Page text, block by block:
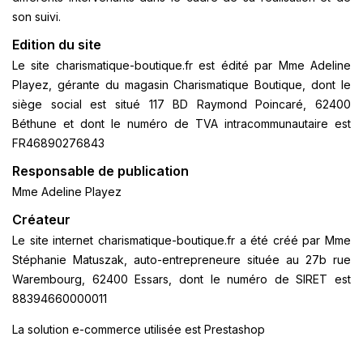
son suivi.
Edition du site
Le site charismatique-boutique.fr est édité par Mme Adeline
Playez, gérante du magasin Charismatique Boutique, dont le
siège social est situé 117 BD Raymond Poincaré, 62400
Béthune et dont le numéro de TVA intracommunautaire est
FR46890276843
Responsable de publication
Mme Adeline Playez
Créateur
Le site internet charismatique-boutique.fr a été créé par Mme
Stéphanie Matuszak, auto-entrepreneure située au 27b rue
Warembourg, 62400 Essars, dont le numéro de SIRET est
88394660000011
La solution e-commerce utilisée est Prestashop